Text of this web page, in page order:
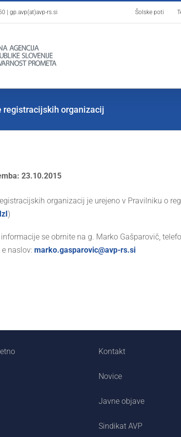
gp.avp(at)avp-rs.si Šolske poti
registracijskih organizacij
23.10.2015
organizacij je urejeno v Pravilniku o
)
se obrnite na g. Marko Gašparovič,
naslov: marko.gasparovic@avp-rs.si
Kontakt
Novice
Javne objave
Sindikat AVP